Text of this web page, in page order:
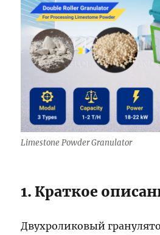
Limestone Powder Granulator
1. Краткое
Двухроликовый